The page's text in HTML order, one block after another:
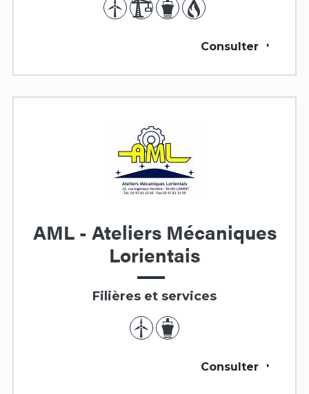
Consulter
AML - Ateliers Mécaniques
Lorientais
Filières et services
Consulter